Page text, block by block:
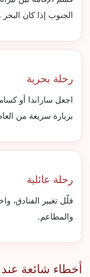
الجنوب إذا كان البحر
رحلة بحرية
اجعل ساراندا أو
بزيارة سريعة من
رحلة عائلية
قلّل تغيير الفنادق،
والمطاعم.
أخطاء شائعة عند